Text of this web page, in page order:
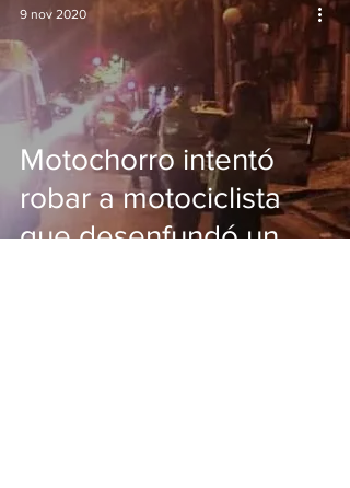
Motochorro intentó
robar a motociclista
que desenfundó un
9 nov 2020